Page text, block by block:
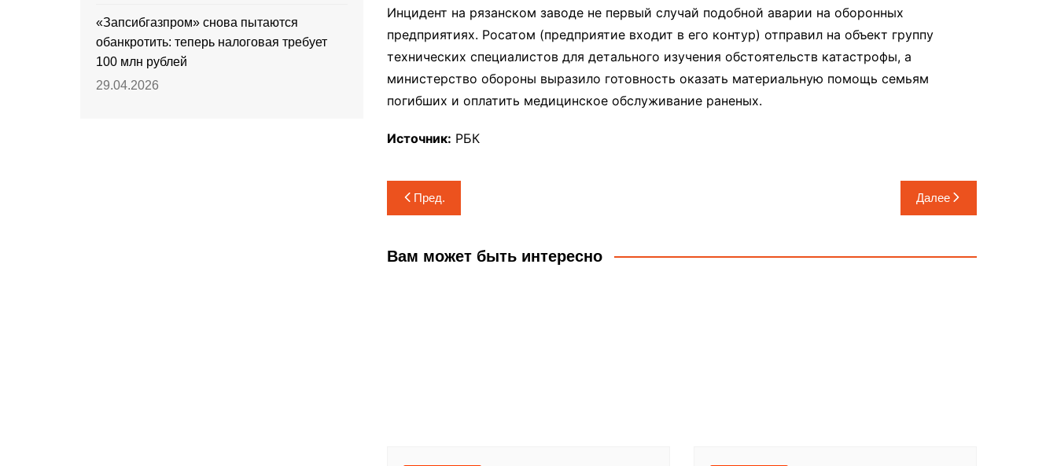
Инцидент на рязанском заводе не первый случай подобной аварии на оборонных
предприятиях. Росатом (предприятие входит в его контур) отправил на объект группу
технических специалистов для детального изучения обстоятельств катастрофы, а
министерство обороны выразило готовность оказать материальную помощь семьям
погибших и оплатить медицинское обслуживание раненых.
Источник: РБК
Навигация
по
записям
Пред. Далее
Вам может быть интересно
«Запсибгазпром» снова пытаются
обанкротить: теперь налоговая требует
100 млн рублей
29.04.2026